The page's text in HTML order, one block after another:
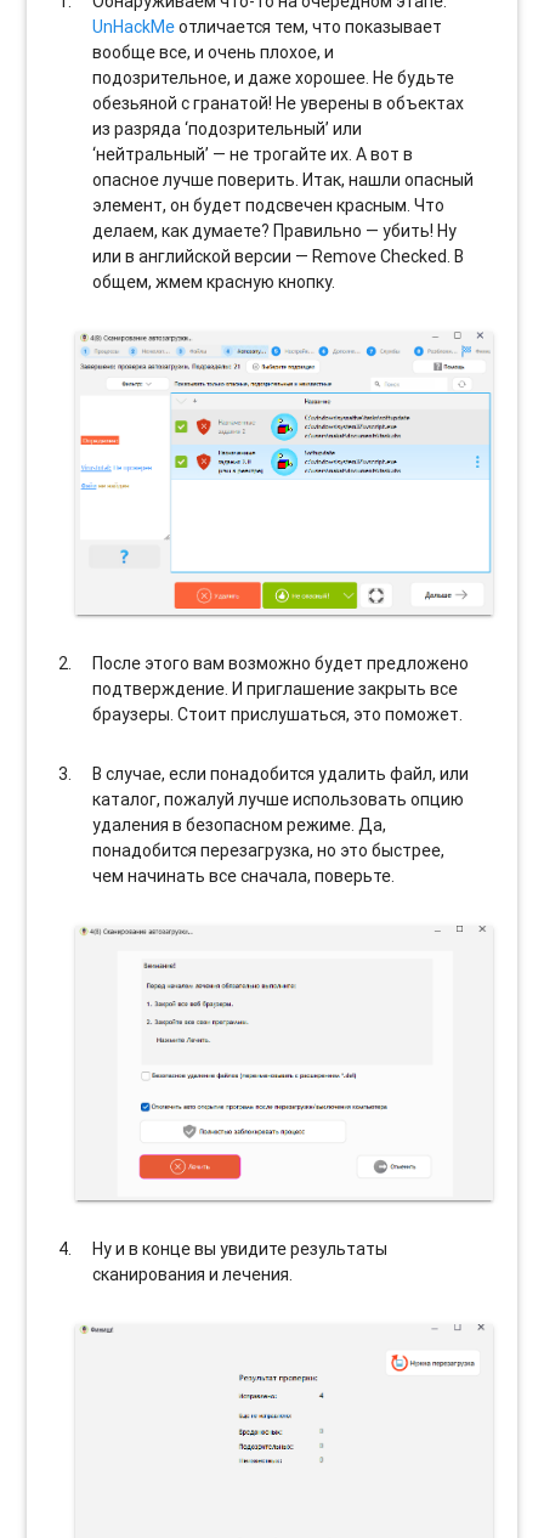
UnHackMeотличается тем, что показывает
вообще все, и очень плохое, и
подозрительное, и даже хорошее. Не будьте
обезьяной с гранатой! Не уверены в объектах
из разряда ‘подозрительный’ или
‘нейтральный’ — не трогайте их. А вот в
опасное лучше поверить. Итак, нашли опасный
элемент, он будет подсвечен красным. Что
делаем, как думаете? Правильно — убить! Ну
или в английской версии — Remove Checked. В
общем, жмем красную кнопку.
После этого вам возможно будет предложено
подтверждение. И приглашение закрыть все
браузеры. Стоит прислушаться, это поможет.
В случае, если понадобится удалить файл, или
каталог, пожалуй лучше использовать опцию
удаления в безопасном режиме. Да,
понадобится перезагрузка, но это быстрее,
чем начинать все сначала, поверьте.
Ну и в конце вы увидите результаты
сканирования и лечения.